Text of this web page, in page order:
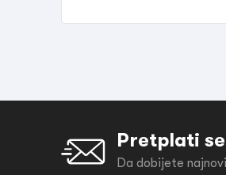
Pretplati
Da dobijete